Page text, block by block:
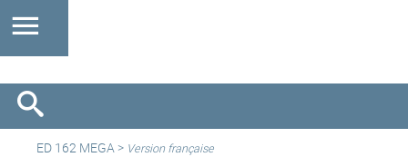
ED 162 MEGA > Version française